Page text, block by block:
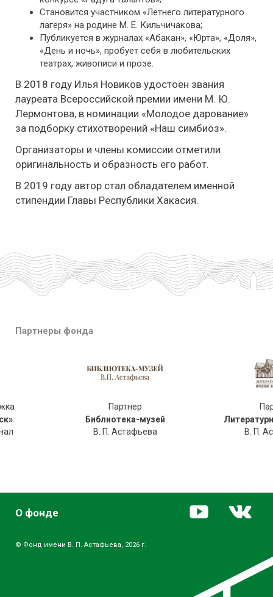
Становится участником «Летнего литературного
лагеря» на родине М. Е. Кильчичакова;
Публикуется в журналах «Абакан», «Юрта», «Доля»,
«День и ночь», пробует себя в любительских
театрах, живописи и прозе.
В 2018 году Илья Новиков удостоен звания
лауреата Всероссийской премии имени М. Ю.
Лермонтова, в номинации «Молодое дарование»
за подборку стихотворений «Наш симбиоз».
Организаторы и члены комиссии отметили
оригинальность и образность его работ.
В 2019 году автор стал обладателем именной
стипендии Главы Республики Хакасия.
Партнеры фонда
Партнер
Библиотека-музей
В. П. Астафьева
В. П.
О фонде
© Фонд имени В. П. Астафьева, 2026 г.